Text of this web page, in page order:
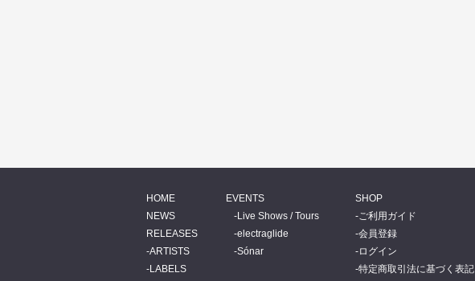
HOME
NEWS
RELEASES
ARTISTS
LABELS
EVENTS
Live Shows / Tours
electraglide
Sónar
SHOP
ご利用ガイド
会員登録
ログイン
特定商取引法に基づく表記